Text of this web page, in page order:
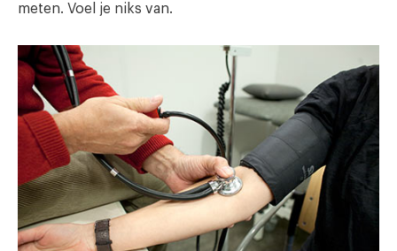
meten. Voel je niks van.